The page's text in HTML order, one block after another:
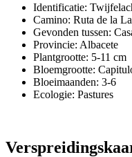
Identificatie:
Camino: Ruta de la
Gevonden tussen:
Provincie: Albacete
Plantgrootte: 5-11 cm
Bloemgrootte:
Bloeimaanden: 3-6
Ecologie: Pastures